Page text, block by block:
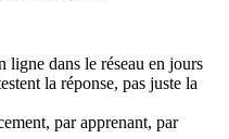
ligne dans le réseau en jours
la réponse, pas juste la
par apprenant, par